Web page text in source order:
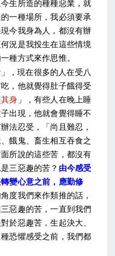
生所造的種種惡業，就
一種場所，我必須要承
今我身為人，都沒有辦
況是我投生在這些情境
種方式來作思惟。
」，現在很多的人在受八
，他就覺得肚子餓得受
身 」，有些人在晚上睡
出現，他就會覺得睡不
法忍受，「尚且難忍，
餓鬼、畜生相互吞食之
所說的這些苦，都沒有
三惡趣的苦？ 由今感受
變心意之前，應勤修
度我們來作類推的話，
惡趣的苦，一直到我們
於惡趣苦，生起決大、
恐懼感受之前，我們都